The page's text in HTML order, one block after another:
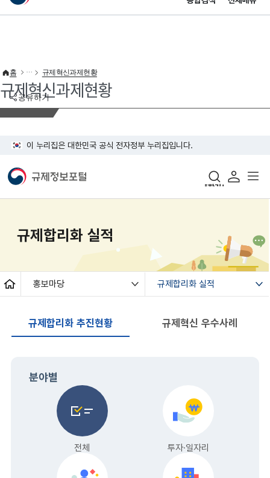
이 누리집은 대한민국 공식 전자정부 누리집입니다.
공유하기
홈 규제혁신과제현황
규제혁신과제현황